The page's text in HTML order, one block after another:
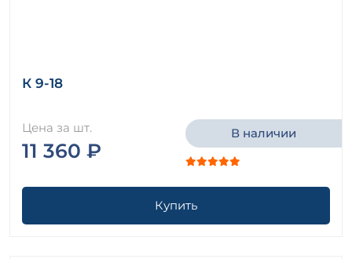
К 9-18
Цена за шт.
11 360 ₽
В наличии
Купить